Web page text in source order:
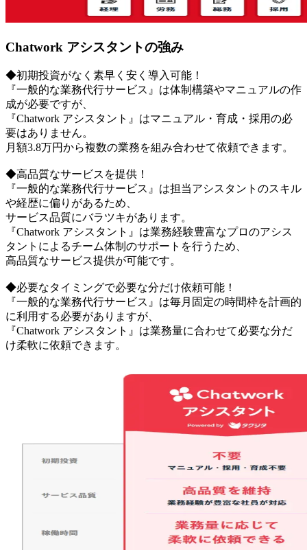
Chatwork アシスタントの強み
◆初期投資がなく素早く安く導入可能！
『一般的な業務代行サービス』は体制構築やマニュアルの作
成が必要ですが、
『Chatwork アシスタント』はマニュアル・育成・採用の必
要はありません。
月額3.8万円から複数の業務を組み合わせて依頼できます。
◆高品質なサービスを提供！
『一般的な業務代行サービス』は担当アシスタントのスキル
や経歴に偏りがあるため、
サービス品質にバラツキがあります。
『Chatwork アシスタント』は業務経験豊富なプロのアシス
タントによるチーム体制のサポートを行うため、
高品質なサービス提供が可能です。
◆必要なタイミングで必要な分だけ依頼可能！
『一般的な業務代行サービス』は毎月固定の時間枠を計画的
に利用する必要がありますが、
『Chatwork アシスタント』は業務量に合わせて必要な分だ
け柔軟に依頼できます。